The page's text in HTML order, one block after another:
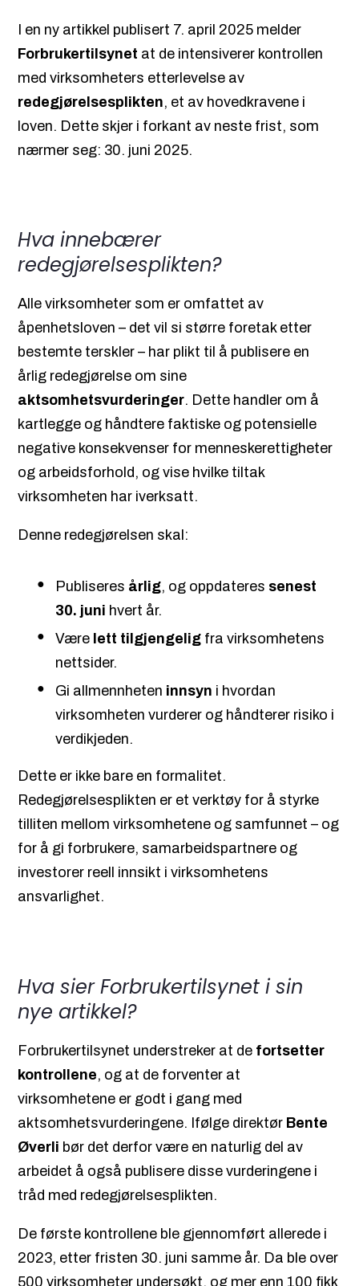
I en ny artikkel publisert 7. april 2025 melder
Forbrukertilsynet at de intensiverer kontrollen
med virksomheters etterlevelse av
redegjørelsesplikten, et av hovedkravene i
loven. Dette skjer i forkant av neste frist, som
nærmer seg: 30. juni 2025.
Hva innebærer
redegjørelsesplikten?
Alle virksomheter som er omfattet av
åpenhetsloven – det vil si større foretak etter
bestemte terskler – har plikt til å publisere en
årlig redegjørelse om sine
aktsomhetsvurderinger. Dette handler om å
kartlegge og håndtere faktiske og potensielle
negative konsekvenser for menneskerettigheter
og arbeidsforhold, og vise hvilke tiltak
virksomheten har iverksatt.
Denne redegjørelsen skal:
Publiseres årlig, og oppdateres senest
30. juni hvert år.
Være lett tilgjengelig fra virksomhetens
nettsider.
Gi allmennheten innsyn i hvordan
virksomheten vurderer og håndterer risiko i
verdikjeden.
Dette er ikke bare en formalitet.
Redegjørelsesplikten er et verktøy for å styrke
tilliten mellom virksomhetene og samfunnet – og
for å gi forbrukere, samarbeidspartnere og
investorer reell innsikt i virksomhetens
ansvarlighet.
Hva sier Forbrukertilsynet i sin
nye artikkel?
Forbrukertilsynet understreker at de fortsetter
kontrollene, og at de forventer at
virksomhetene er godt i gang med
aktsomhetsvurderingene. Ifølge direktør Bente
Øverli bør det derfor være en naturlig del av
arbeidet å også publisere disse vurderingene i
tråd med redegjørelsesplikten.
De første kontrollene ble gjennomført allerede i
2023, etter fristen 30. juni samme år. Da ble over
500 virksomheter undersøkt, og mer enn 100 fikk